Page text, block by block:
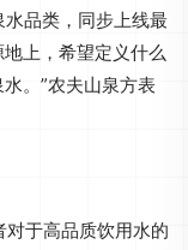
品类，同步上线最
上，希望定义什么
。”农夫山泉方表
于高品质饮用水的